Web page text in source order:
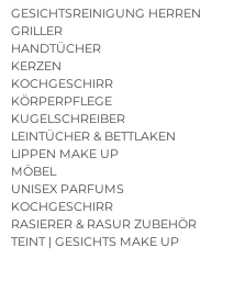
GESICHTSREINIGUNG HERREN
GRILLER
HANDTÜCHER
KERZEN
KOCHGESCHIRR
KÖRPERPFLEGE
KUGELSCHREIBER
LEINTÜCHER & BETTLAKEN
LIPPEN MAKE UP
MÖBEL
UNISEX PARFUMS
KOCHGESCHIRR
RASIERER & RASUR ZUBEHÖR
TEINT | GESICHTS MAKE UP